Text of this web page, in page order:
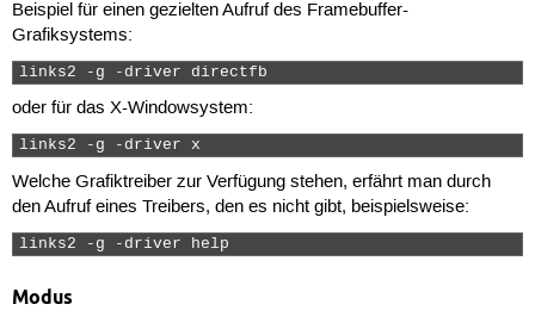
Beispiel für einen gezielten Aufruf des Framebuffer-
Grafiksystems:
links2 -g -driver directfb
oder für das X-Windowsystem:
links2 -g -driver x
Welche Grafiktreiber zur Verfügung stehen, erfährt man durch
den Aufruf eines Treibers, den es nicht gibt, beispielsweise:
links2 -g -driver help
Modus